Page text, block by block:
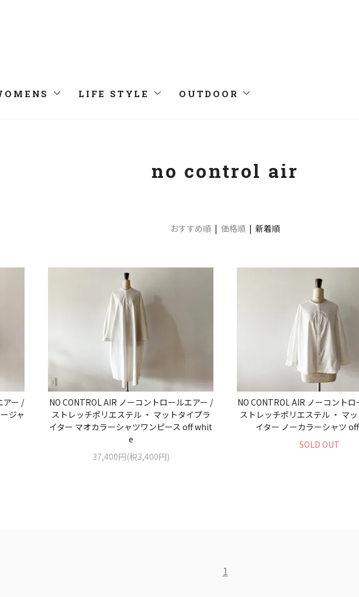
LIFE STYLE OUTDOOR
no control air
おすすめ順| 価格順| 新着順
アー /
ジャ
NO CONTROL AIR ノーコントロールエアー /
ストレッチポリエステル ・ マットタイプラ
イター マオカラーシャツワンピース off whit
e
37,400円(税3,400円)
NO CONTROL AIR ノーコント
ストレッチポリエステル ・ マ
イター ノーカラーシャツ
SOLD OUT
1